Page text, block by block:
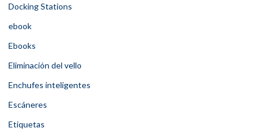
Docking Stations
ebook
Ebooks
Eliminación del vello
Enchufes inteligentes
Escáneres
Etiquetas